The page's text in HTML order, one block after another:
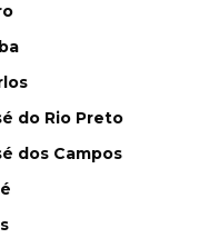
do Rio Preto
dos Campos